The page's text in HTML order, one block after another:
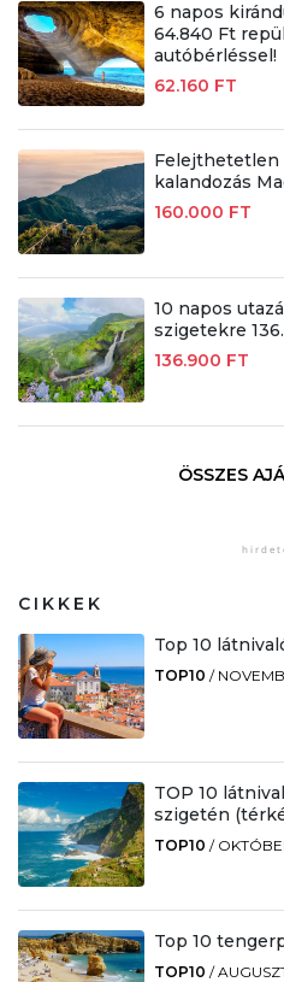
6 napos
64.840 Ft
autóbérléssel!
62.160 FT
Felejthetetlen
kalandozás
160.000 FT
10 napos
szigetekre
136.900 FT
ÖSSZES
CIKKEK
Top 10
TOP10 /
TOP 10
szigetén
TOP10 /
Top 10
TOP10 /